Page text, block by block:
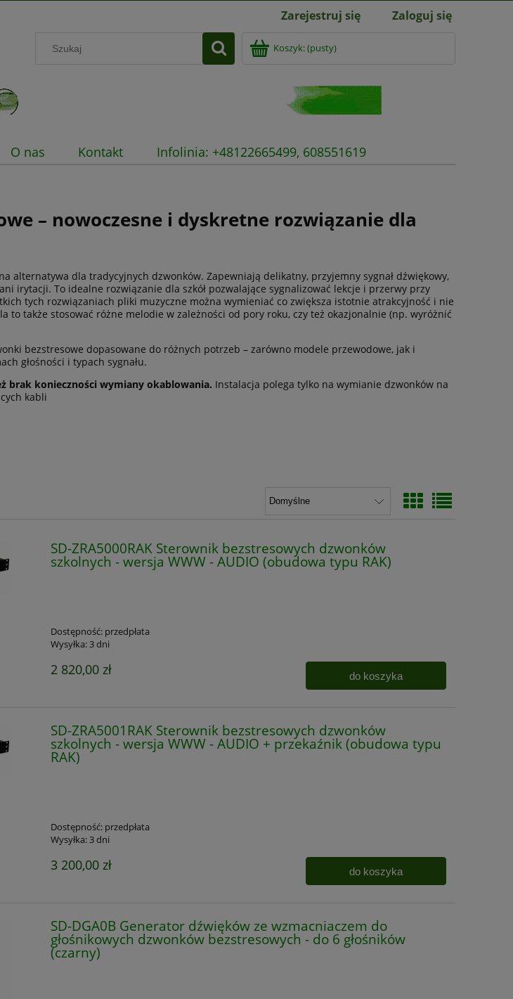
Zarejestruj się Zaloguj się
Koszyk:(pusty)
O nas Kontakt Infolinia: +48122665499, 608551619
– nowoczesne i dyskretne rozwiązanie dla
alternatywa dla tradycyjnych dzwonków. Zapewniają delikatny, przyjemny sygnał dźwiękowy,
irytacji. To idealne rozwiązanie dla szkół pozwalające sygnalizować lekcje i przerwy przy
tych rozwiązaniach pliki muzyczne można wymieniać co zwiększa istotnie atrakcyjność i nie
to także stosować różne melodie w zależności od pory roku, czy też okazjonalnie (np. wyróżnić
bezstresowe dopasowane do różnych potrzeb – zarówno modele przewodowe, jak i
głośności i typach sygnału.
brak konieczności wymiany okablowania. Instalacja polega tylko na wymianie dzwonków na
kabli
SD-ZRA5000RAK Sterownik bezstresowych dzwonków
szkolnych - wersja WWW - AUDIO (obudowa typu RAK)
Dostępność: przedpłata
Wysyłka:3 dni
2 820,00 zł do koszyka
SD-ZRA5001RAK Sterownik bezstresowych dzwonków
szkolnych - wersja WWW - AUDIO + przekaźnik (obudowa typu
RAK)
Dostępność: przedpłata
Wysyłka:3 dni
3 200,00 zł do koszyka
SD-DGA0B Generator dźwięków ze wzmacniaczem do
głośnikowych dzwonków bezstresowych - do 6 głośników
(czarny)